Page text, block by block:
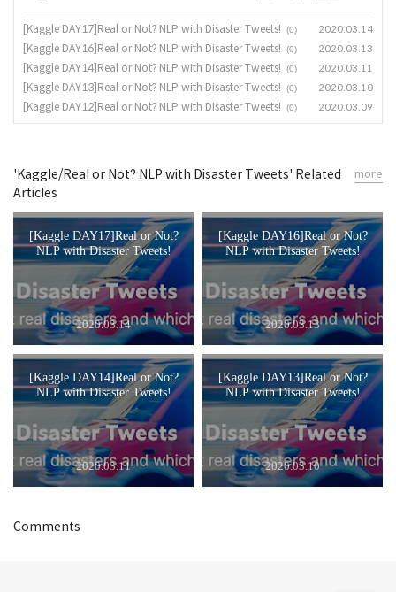
[Kaggle DAY17]Real or Not? NLP with Disaster Tweets! (0) 2020.03.14
[Kaggle DAY16]Real or Not? NLP with Disaster Tweets! (0) 2020.03.13
[Kaggle DAY14]Real or Not? NLP with Disaster Tweets! (0) 2020.03.11
[Kaggle DAY13]Real or Not? NLP with Disaster Tweets! (0) 2020.03.10
[Kaggle DAY12]Real or Not? NLP with Disaster Tweets! (0) 2020.03.09
'Kaggle/Real or Not? NLP with Disaster Tweets' Related
Articles
[Kaggle DAY17]Real or Not?
NLP with Disaster Tweets!
2020.03.14
[Kaggle DAY16]Real or Not?
NLP with Disaster Tweets!
2020.03.13
[Kaggle DAY14]Real or Not?
NLP with Disaster Tweets!
2020.03.11
[Kaggle DAY13]Real or Not?
NLP with Disaster Tweets!
2020.03.10
more
Comments